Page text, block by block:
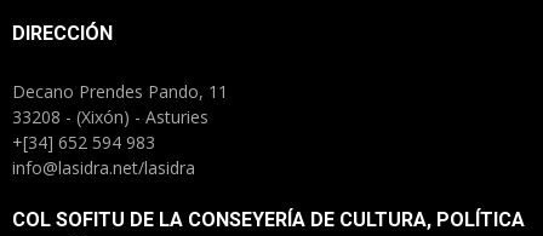
DIRECCIÓN
Decano Prendes Pando, 11
33208 - (Xixón) - Asturies
+[34] 652 594 983
info@lasidra.net/lasidra
COL SOFITU DE LA CONSEYERÍA DE CULTURA, POLÍTICA